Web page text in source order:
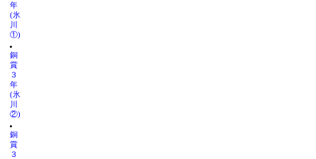
年
(氷
川
①)
銅
賞
３
年
(氷
川
②)
銅
賞
３